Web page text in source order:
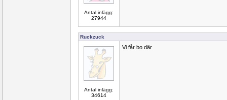
Antal inlägg:
27944
Ruckzuck
Antal inlägg:
34614
Vi får bo där